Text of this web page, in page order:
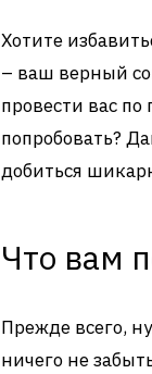
Хотите
– ваш верный
провести вас
попробовать?
добиться
Что вам
Прежде всего,
ничего не